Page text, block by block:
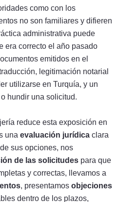
como con los
no son familiares y difieren
administrativa puede
era correcto el año pasado
emitidos en el
legitimación notarial
utilizarse en Turquía, y un
hundir una solicitud.
reduce esta exposición en
una evaluación jurídica clara
sus opciones, nos
de las solicitudes para que
y correctas, llevamos a
, presentamos objeciones
dentro de los plazos,